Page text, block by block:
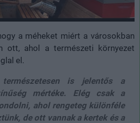
a méheket miért a városokban
ott, ahol a természeti környezet
el.
is jelentős a
mértéke. Elég csak a
ahol rengeteg különféle
de ott vannak a kertek és a